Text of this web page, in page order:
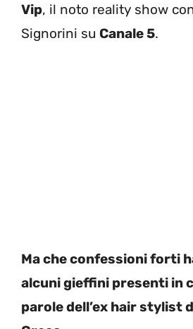
Vip, il noto reality show
Signorini su Canale 5.
Ma che confessioni forti
alcuni gieffini presenti in
parole dell’ex hair stylist